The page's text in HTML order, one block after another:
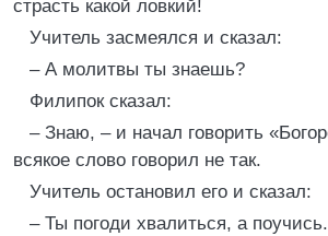
страсть какой ловкий!
Учитель засмеялся и сказал:
– А молитвы ты знаешь?
Филипок сказал:
– Знаю, – и начал говорить
всякое слово говорил не так.
Учитель остановил его и сказал:
– Ты погоди хвалиться, а поучись.